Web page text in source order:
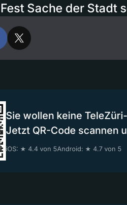
Sache der Stadt
Sie wollen keine
Jetzt QR-Code scannen
iOS: ★ 4.4 von 5Android: ★ 4.7 von 5